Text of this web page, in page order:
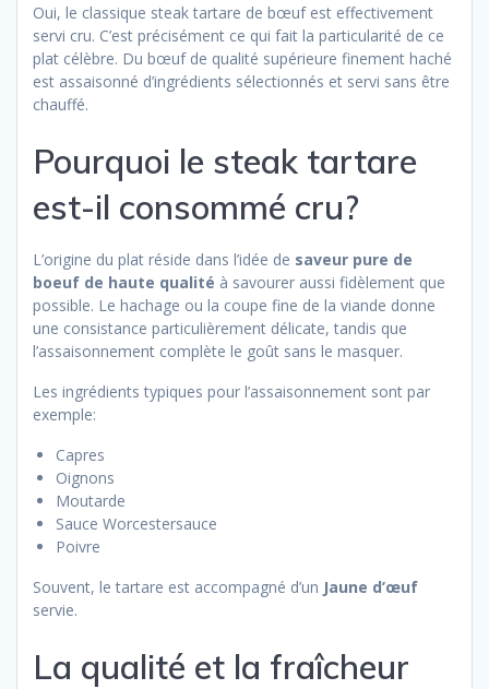
Oui, le classique steak tartare de bœuf est effectivement
servi cru. C’est précisément ce qui fait la particularité de ce
plat célèbre. Du bœuf de qualité supérieure finement haché
est assaisonné d’ingrédients sélectionnés et servi sans être
chauffé.
Pourquoi le steak tartare
est-il consommé cru?
L’origine du plat réside dans l’idée de saveur pure de
boeuf de haute qualité à savourer aussi fidèlement que
possible. Le hachage ou la coupe fine de la viande donne
une consistance particulièrement délicate, tandis que
l’assaisonnement complète le goût sans le masquer.
Les ingrédients typiques pour l’assaisonnement sont par
exemple:
Capres
Oignons
Moutarde
Sauce Worcestersauce
Poivre
Souvent, le tartare est accompagné d’un Jaune d’œuf
servie.
La qualité et la fraîcheur